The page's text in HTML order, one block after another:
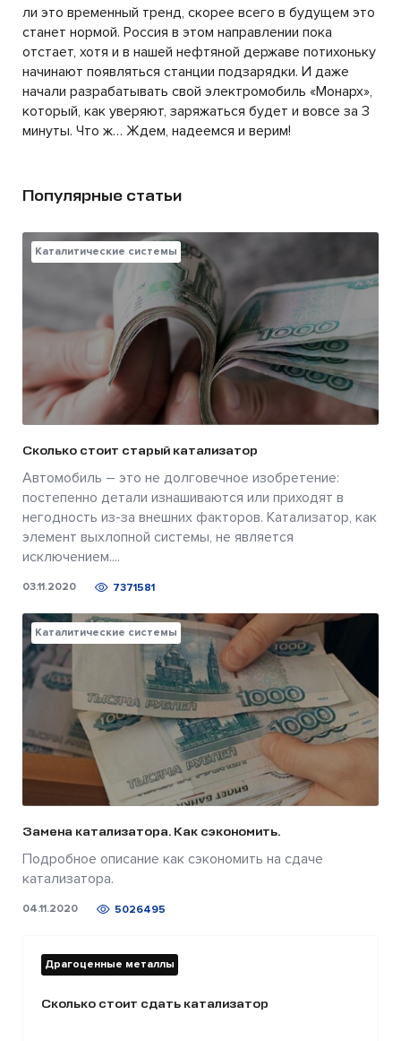
ли это временный тренд, скорее всего в будущем это
станет нормой. Россия в этом направлении пока
отстает, хотя и в нашей нефтяной державе потихоньку
начинают появляться станции подзарядки. И даже
начали разрабатывать свой электромобиль «Монарх»,
который, как уверяют, заряжаться будет и вовсе за 3
минуты. Что ж… Ждем, надеемся и верим!
Популярные статьи
Каталитические системы
Сколько стоит старый катализатор
Автомобиль – это не долговечное изобретение:
постепенно детали изнашиваются или приходят в
негодность из-за внешних факторов. Катализатор, как
элемент выхлопной системы, не является
исключением....
03.11.2020 7371581
Каталитические системы
Замена катализатора. Как сэкономить.
Подробное описание как сэкономить на сдаче
катализатора.
04.11.2020 5026495
Драгоценные металлы
Сколько стоит сдать катализатор